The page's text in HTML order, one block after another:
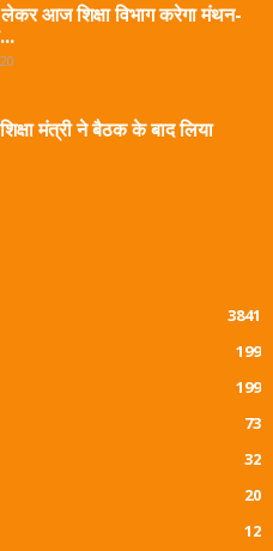
आज शिक्षा विभाग करेगा मंथन-
मंत्री ने बैठक के बाद लिया
3841
199
199
73
32
20
12